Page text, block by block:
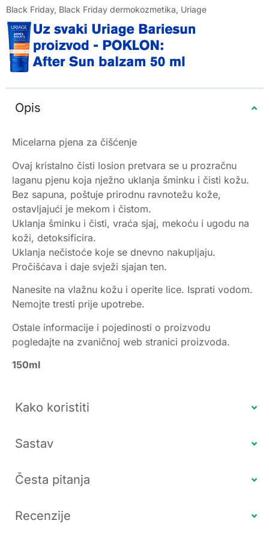
Black Friday, Black Friday dermokozmetika, Uriage
Opis
Micelarna pjena za čišćenje
Ovaj kristalno čisti losion pretvara se u prozračnu
laganu pjenu koja nježno uklanja šminku i čisti kožu.
Bez sapuna, poštuje prirodnu ravnotežu kože,
ostavljajući je mekom i čistom.
Uklanja šminku i čisti, vraća sjaj, mekoću i ugodu na
koži, detoksificira.
Uklanja nečistoće koje se dnevno nakupljaju.
Pročišćava i daje svježi sjajan ten.
Nanesite na vlažnu kožu i operite lice. Isprati vodom.
Nemojte tresti prije upotrebe.
Ostale informacije i pojedinosti o proizvodu
pogledajte na zvaničnoj web stranici proizvoda.
150ml
Kako koristiti
Sastav
Česta pitanja
Recenzije